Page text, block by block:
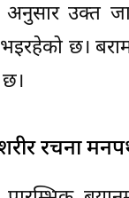
अनुसार उक्त
छ।
रचना